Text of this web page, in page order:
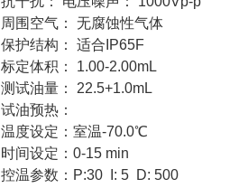
周围空气：
无腐蚀性气体
保护结构：
适合IP65F
标定体积：
1.00-2.00mL
测试油量：
22.5+1.0mL
试油预热：
温度设定：室温-70.0℃
时间设定：0-15 min
控温参数：P:30 I: 5 D: 500